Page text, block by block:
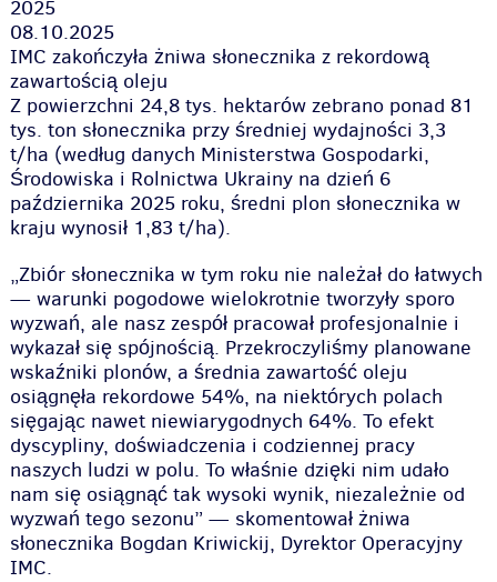
2025
08.10.2025
IMC zakończyła żniwa słonecznika z rekordową
zawartością oleju
Z powierzchni 24,8 tys. hektarów zebrano ponad 81
tys. ton słonecznika przy średniej wydajności 3,3
t/ha (według danych Ministerstwa Gospodarki,
Środowiska i Rolnictwa Ukrainy na dzień 6
października 2025 roku, średni plon słonecznika w
kraju wynosił 1,83 t/ha).
„Zbiór słonecznika w tym roku nie należał do łatwych
— warunki pogodowe wielokrotnie tworzyły sporo
wyzwań, ale nasz zespół pracował profesjonalnie i
wykazał się spójnością. Przekroczyliśmy planowane
wskaźniki plonów, a średnia zawartość oleju
osiągnęła rekordowe 54%, na niektórych polach
sięgając nawet niewiarygodnych 64%. To efekt
dyscypliny, doświadczenia i codziennej pracy
naszych ludzi w polu. To właśnie dzięki nim udało
nam się osiągnąć tak wysoki wynik, niezależnie od
wyzwań tego sezonu” — skomentował żniwa
słonecznika Bogdan Kriwickij, Dyrektor Operacyjny
IMC.